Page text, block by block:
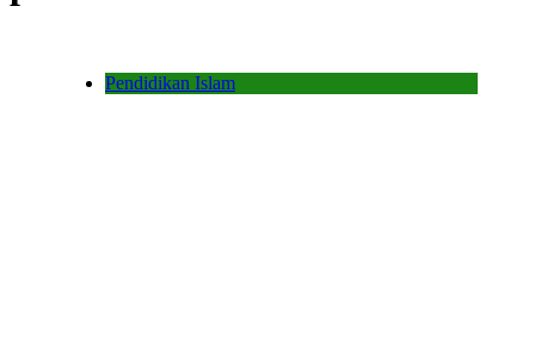
Pendidikan Islam